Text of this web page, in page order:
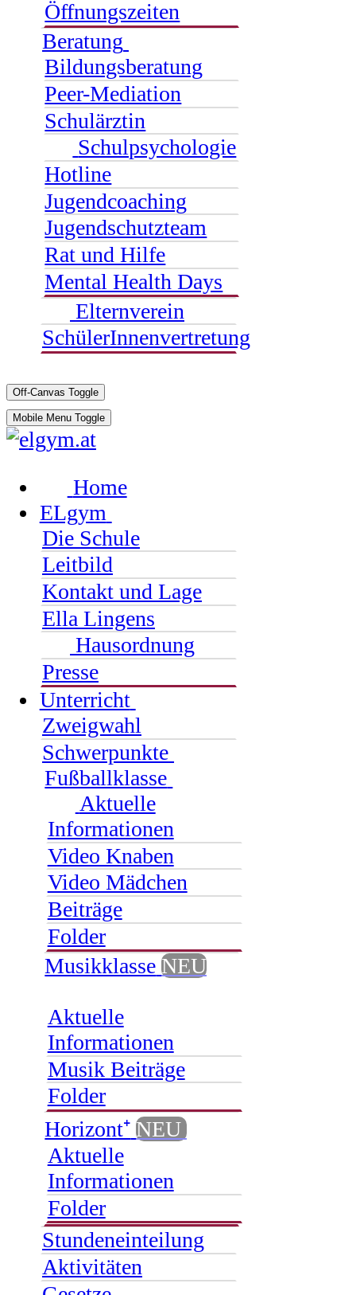
Öffnungszeiten
Beratung
Bildungsberatung
Peer-Mediation
Schulärztin
Schulpsychologie
Hotline
Jugendcoaching
Jugendschutzteam
Rat und Hilfe
Mental Health Days
Elternverein
SchülerInnenvertretung
Off-Canvas Toggle
Mobile Menu Toggle
Home
ELgym
Die Schule
Leitbild
Kontakt und Lage
Ella Lingens
Hausordnung
Presse
Unterricht
Zweigwahl
Schwerpunkte
Fußballklasse
Aktuelle
Informationen
Video Knaben
Video Mädchen
Beiträge
Folder
Musikklasse NEU
Aktuelle
Informationen
Musik Beiträge
Folder
Horizont⁺ NEU
Aktuelle
Informationen
Folder
Stundeneinteilung
Aktivitäten